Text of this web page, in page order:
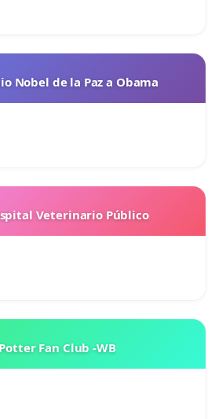
Nobel de la Paz a Obama
Veterinario Público
Fan Club -WB